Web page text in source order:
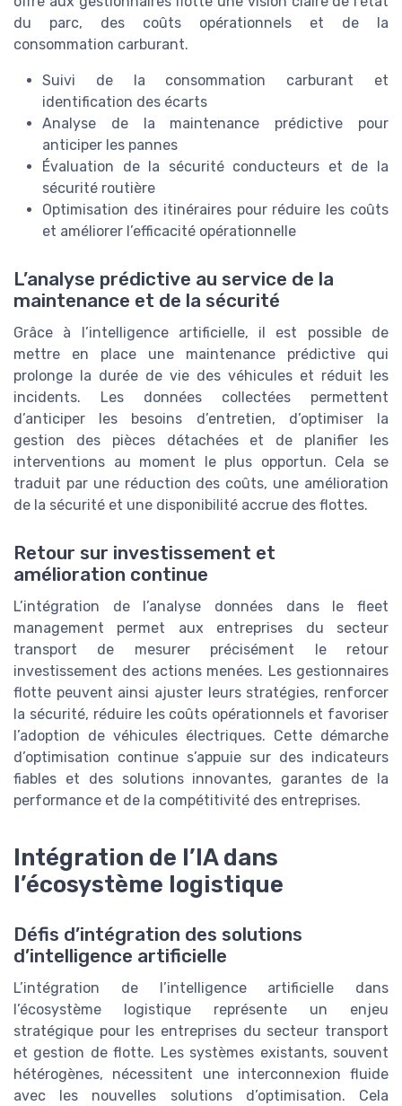
du parc, des coûts opérationnels et de la
consommation carburant.
Suivi de la consommation carburant et
identification des écarts
Analyse de la maintenance prédictive pour
anticiper les pannes
Évaluation de la sécurité conducteurs et de la
sécurité routière
Optimisation des itinéraires pour réduire les coûts
et améliorer l’efficacité opérationnelle
L’analyse prédictive au service de la
maintenance et de la sécurité
Grâce à l’intelligence artificielle, il est possible de
mettre en place une maintenance prédictive qui
prolonge la durée de vie des véhicules et réduit les
incidents. Les données collectées permettent
d’anticiper les besoins d’entretien, d’optimiser la
gestion des pièces détachées et de planifier les
interventions au moment le plus opportun. Cela se
traduit par une réduction des coûts, une amélioration
de la sécurité et une disponibilité accrue des flottes.
Retour sur investissement et
amélioration continue
L’intégration de l’analyse données dans le fleet
management permet aux entreprises du secteur
transport de mesurer précisément le retour
investissement des actions menées. Les gestionnaires
flotte peuvent ainsi ajuster leurs stratégies, renforcer
la sécurité, réduire les coûts opérationnels et favoriser
l’adoption de véhicules électriques. Cette démarche
d’optimisation continue s’appuie sur des indicateurs
fiables et des solutions innovantes, garantes de la
performance et de la compétitivité des entreprises.
Intégration de l’IA dans
l’écosystème logistique
Défis d’intégration des solutions
d’intelligence artificielle
L’intégration de l’intelligence artificielle dans
l’écosystème logistique représente un enjeu
stratégique pour les entreprises du secteur transport
et gestion de flotte. Les systèmes existants, souvent
hétérogènes, nécessitent une interconnexion fluide
avec les nouvelles solutions d’optimisation. Cela